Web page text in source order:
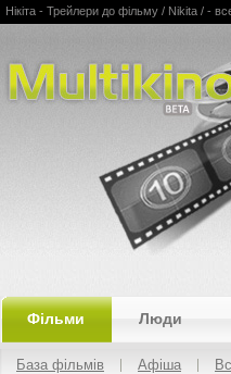
Multikino
Нікіта - Трейлери до фільму / Nikita / -
Фільми Люди
База фільмів Афіша